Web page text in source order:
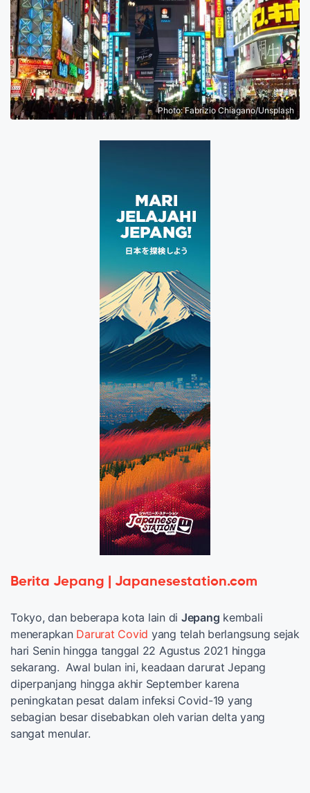
Photo: Fabrizio Chiagano/Unsplash
Berita Jepang | Japanesestation.com
Tokyo, dan beberapa kota lain di Jepang kembali
menerapkan Darurat Covid yang telah berlangsung sejak
hari Senin hingga tanggal 22 Agustus 2021 hingga
sekarang. Awal bulan ini, keadaan darurat Jepang
diperpanjang hingga akhir September karena
peningkatan pesat dalam infeksi Covid-19 yang
sebagian besar disebabkan oleh varian delta yang
sangat menular.